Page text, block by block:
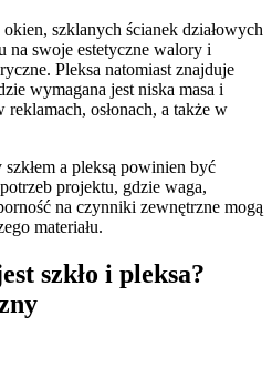
szklanych ścianek działowych
swoje estetyczne walory i
Pleksa natomiast znajduje
wymagana jest niska masa i
reklamach, osłonach, a także w
a pleksą powinien być
projektu, gdzie waga,
na czynniki zewnętrzne mogą
materiału.
szkło i pleksa?